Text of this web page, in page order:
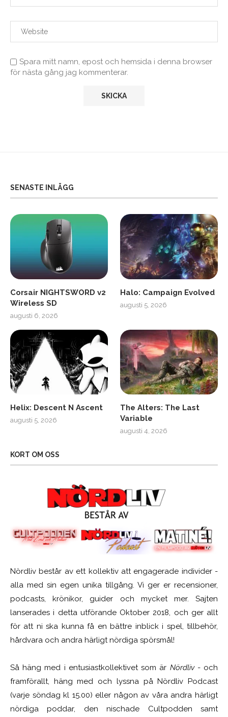
Spara mitt namn, epost och hemsida i denna browser
för nästa gång jag kommenterar.
SENASTE INLÄGG
Corsair NIGHTSWORD v2
Wireless SD
augusti 6, 2026
Halo: Campaign Evolved
augusti 5, 2026
Helix: Descent N Ascent
augusti 5, 2026
The Alters: The Last
Variable
augusti 4, 2026
KORT OM OSS
Nördliv består av ett kollektiv att engagerade individer -
alla med sin egen unika tillgång. Vi ger er recensioner,
podcasts, krönikor, guider och mycket mer. Sajten
lanserades i detta utförande Oktober 2018, och ger allt
för att ni ska kunna få en bättre inblick i spel, tillbehör,
hårdvara och andra härligt nördiga spörsmål!
Så häng med i entusiastkollektivet som är Nördliv- och
framförallt, häng med och lyssna på Nördliv Podcast
(varje söndag kl 15.00) eller någon av våra andra härligt
nördiga poddar, den nischade Cultpodden samt